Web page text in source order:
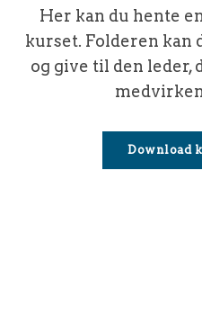
Her kan du hente
kurset. Folderen kan
og give til den leder,
Download